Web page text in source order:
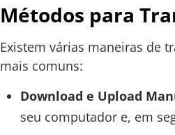
Métodos para
Existem várias maneiras de
mais comuns:
Download e Upload
seu computador e, em